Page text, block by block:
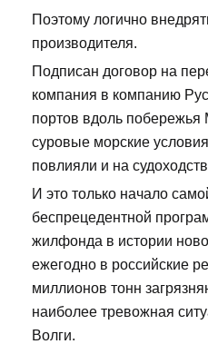
Поэтому логично
производителя.
Подписан договор на
компания в компанию
портов вдоль побережья
суровые морские
повлияли и на
И это только начало
беспрецедентной
жилфонда в истории
ежегодно в российские
миллионов тонн
наиболее тревожная
Волги.